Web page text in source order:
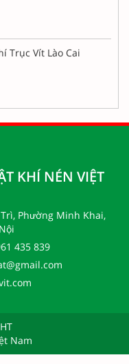
Trục Vít Lào Cai
KHÍ NÉN VIỆT
Phường Minh Khai,
435 839
Nam